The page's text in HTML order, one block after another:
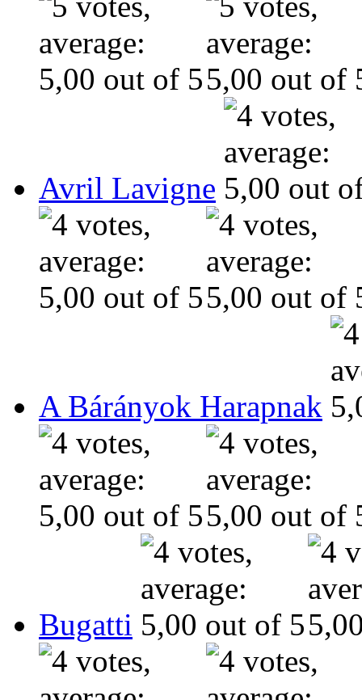
Avril Lavigne
A Bárányok Harapnak
Bugatti